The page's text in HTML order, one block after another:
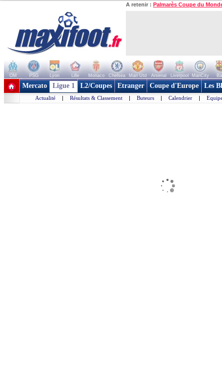
A retenir : Palmarès Coupe du
OM PSG Lyon Lille Monaco Chelsea Man Utd Arsenal Liverpool ManCity
+ de clubs
Mercato Ligue 1 L2/Coupes Etranger Coupe d'Europe Les
Actualité | Résultats & Classement | Buteurs | Calendrier |